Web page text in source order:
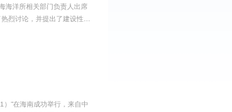
海洋所相关部门负责人出席
烈讨论，并提出了建设性思